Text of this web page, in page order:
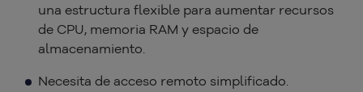
una estructura flexible para aumentar recursos
de CPU, memoria RAM y espacio de
almacenamiento.
Necesita de acceso remoto simplificado.